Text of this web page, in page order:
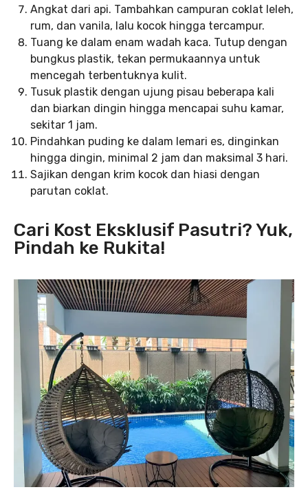
Angkat dari api. Tambahkan campuran coklat leleh,
rum, dan vanila, lalu kocok hingga tercampur.
Tuang ke dalam enam wadah kaca. Tutup dengan
bungkus plastik, tekan permukaannya untuk
mencegah terbentuknya kulit.
Tusuk plastik dengan ujung pisau beberapa kali
dan biarkan dingin hingga mencapai suhu kamar,
sekitar 1 jam.
Pindahkan puding ke dalam lemari es, dinginkan
hingga dingin, minimal 2 jam dan maksimal 3 hari.
Sajikan dengan krim kocok dan hiasi dengan
parutan coklat.
Cari Kost Eksklusif Pasutri? Yuk,
Pindah ke Rukita!